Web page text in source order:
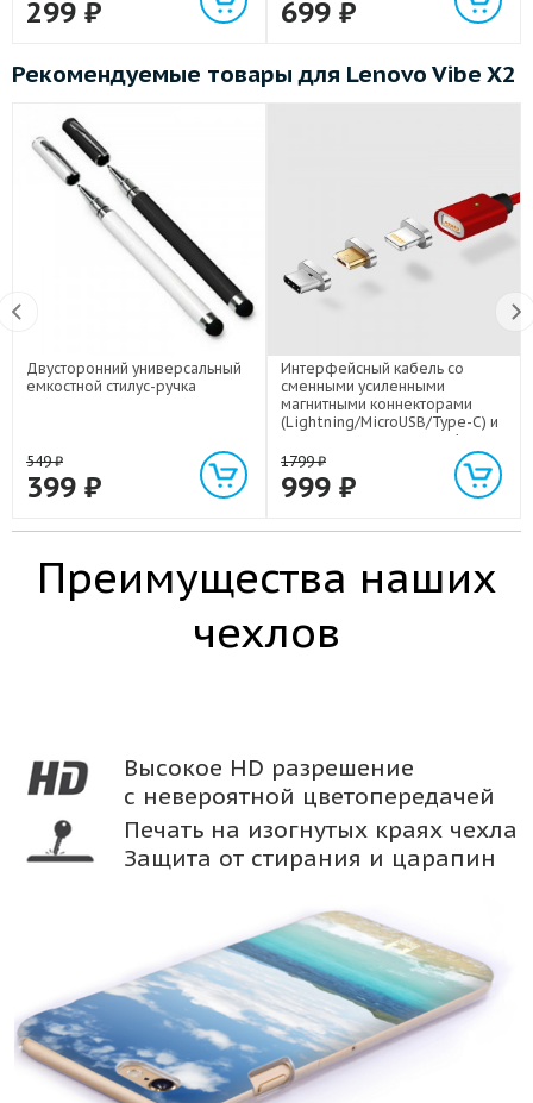
299 ₽ 699 ₽
Рекомендуемые товары для Lenovo Vibe X2
Двусторонний универсальный
емкостной стилус-ручка
549₽
399 ₽
Интерфейсный кабель со
сменными усиленными
магнитными коннекторами
(Lightning/MicroUSB/Type-C) и
световым индикатором 1м
1799₽
999 ₽
Преимущества наших
чехлов
Высокое HD разрешение
с невероятной цветопередачей
Печать на изогнутых краях чехла
Защита от стирания и царапин